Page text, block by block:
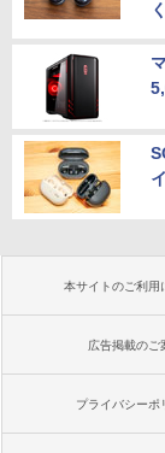
く
本サイトのご利用
広告掲載のご
プライバシーポ